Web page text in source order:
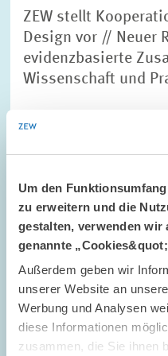
Um den
zu erweitern und die
gestalten, verwenden wir
genannte „Cookies&quot;
Außerdem geben wir
unserer Website an
Werbung und Analysen
diese Informationen
zusammen, die Sie ihnen
ZEW stellt
Design vor // Neuer
evidenzbasierte
Wissenschaft und
MARKTDESIGN
Bild
in
vergrößerter